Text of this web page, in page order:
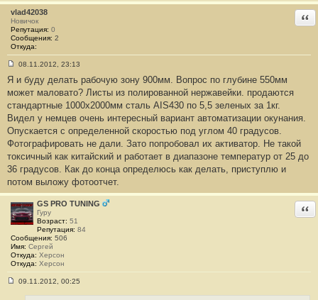
vlad42038
Новичок
Репутация: 0
Сообщения: 2
Откуда:
о
б
щ
н
и
#
2
3
9
08.11.2012, 23:13
Я и буду делать рабочую зону 900мм. Вопрос по глубине 550мм
может маловато? Листы из полированной нержавейки. продаются
стандартные 1000х2000мм сталь AIS430 по 5,5 зеленых за 1кг.
Видел у немцев очень интересный вариант автоматизации окунания.
Опускается с определенной скоростью под углом 40 градусов.
Фотографировать не дали. Зато попробовал их активатор. Не такой
токсичный как китайский и работает в диапазоне температур от 25 до
36 градусов. Как до конца определюсь как делать, приступлю и
потом выложу фотоотчет.
GS PRO TUNING
Гуру
Возраст: 51
Репутация: 84
Сообщения: 506
Имя: Сергей
Откуда: Херсон
Откуда: Херсон
09.11.2012, 00:25